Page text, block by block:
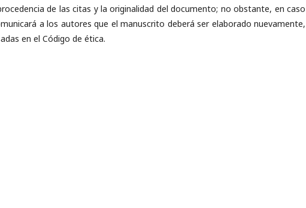
de las citas y la originalidad del documento; no obstante, en caso
a los autores que el manuscrito deberá ser elaborado nuevamente,
en el Código de ética.